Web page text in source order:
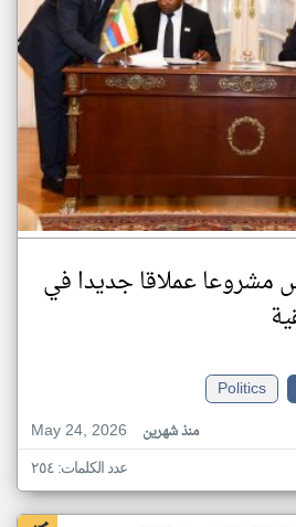
عملاقا جديدا في
Politics
May 24, 2026
منذ شهرين
عدد الكلمات: ٢٥٤